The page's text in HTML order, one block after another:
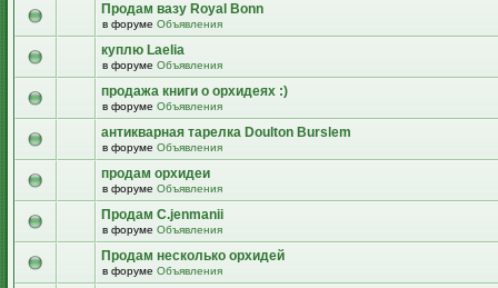
Продам вазу Royal Bonn
в форуме Объявления
куплю Laelia
в форуме Объявления
продажа книги о орхидеях :)
в форуме Объявления
антикварная тарелка Doulton Burslem
в форуме Объявления
продам орхидеи
в форуме Объявления
Продам C.jenmanii
в форуме Объявления
Продам несколько орхидей
в форуме Объявления